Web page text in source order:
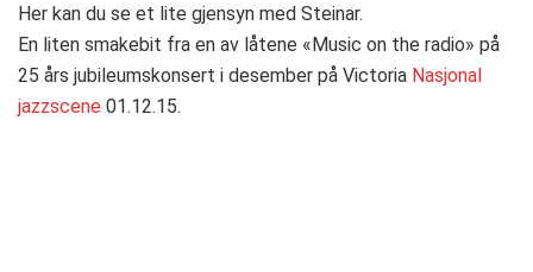
Her kan du se et lite gjensyn med Steinar.
En liten smakebit fra en av låtene «Music on the radio» på
25 års jubileumskonsert i desember på Victoria Nasjonal
jazzscene 01.12.15.